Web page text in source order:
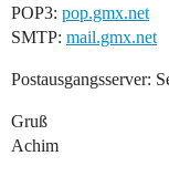
POP3: pop.gmx.net
SMTP: mail.gmx.net
Postausgangsserver:
Gruß
Achim